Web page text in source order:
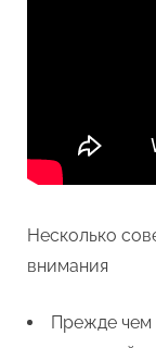
Несколько
внимания
Прежде чем